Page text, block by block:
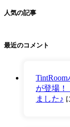
人気の記事
最近のコメント
が登場！
ました♪